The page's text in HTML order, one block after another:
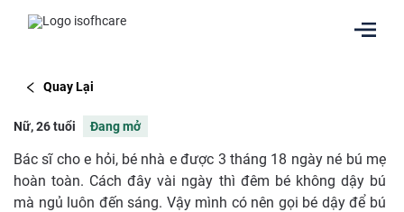
Quay Lại
Nữ, 26 tuổi Đang mở
Bác sĩ cho e hỏi, bé nhà e được 3 tháng 18 ngày né bú mẹ
hoàn toàn. Cách đây vài ngày thì đêm bé không dậy bú
mà ngủ luôn đến sáng. Vậy mình có nên gọi bé dậy để bú